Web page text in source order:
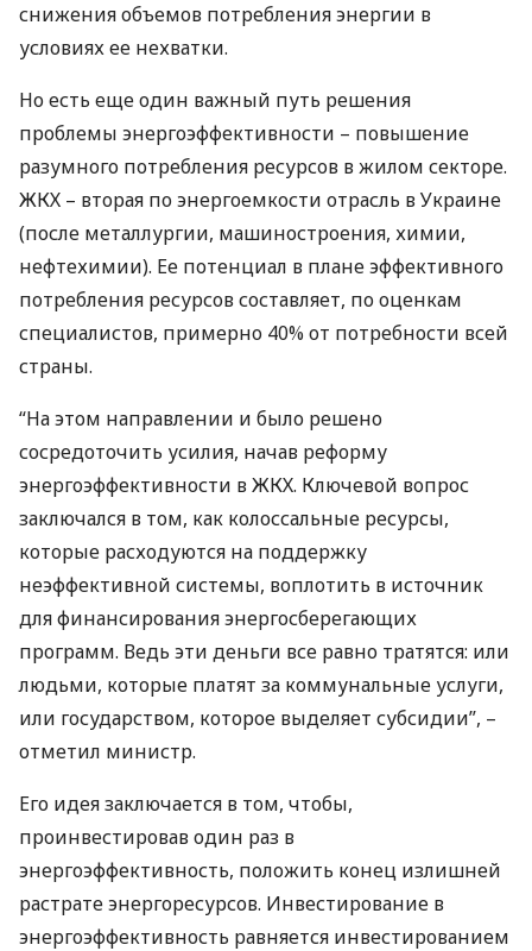
снижения объемов потребления энергии в
условиях ее нехватки.
Но есть еще один важный путь решения
проблемы энергоэффективности – повышение
разумного потребления ресурсов в жилом секторе.
ЖКХ – вторая по энергоемкости отрасль в Украине
(после металлургии, машиностроения, химии,
нефтехимии). Ее потенциал в плане эффективного
потребления ресурсов составляет, по оценкам
специалистов, примерно 40% от потребности всей
страны.
“На этом направлении и было решено
сосредоточить усилия, начав реформу
энергоэффективности вЖКХ. Ключевой вопрос
заключался в том, как колоссальные ресурсы,
которые расходуются на поддержку
неэффективной системы, воплотить в источник
для финансирования энергосберегающих
программ. Ведь эти деньги все равно тратятся: или
людьми, которые платят за коммунальные услуги,
или государством, которое выделяет субсидии”, –
отметил министр.
Его идея заключается в том, чтобы,
проинвестировав один раз в
энергоэффективность, положить конец излишней
растрате энергоресурсов. Инвестирование в
энергоэффективность равняется инвестированием